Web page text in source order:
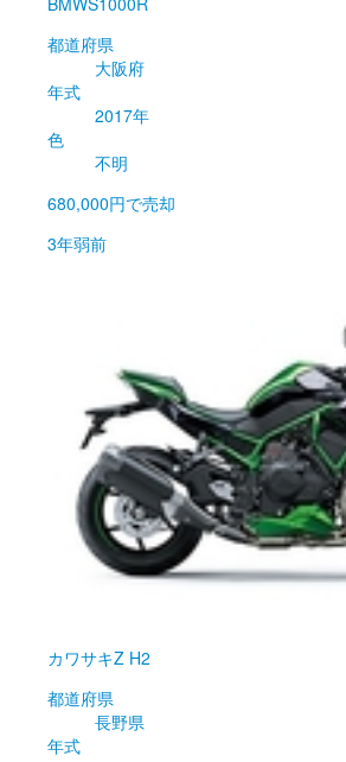
都道府県
大阪府
年式
2017年
色
不明
680,000円で売却
3年弱前
カワサキZ H2
都道府県
長野県
年式